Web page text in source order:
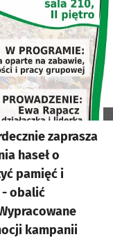
zaprasza
haseł o
pamięć i
- obalić
kampanii